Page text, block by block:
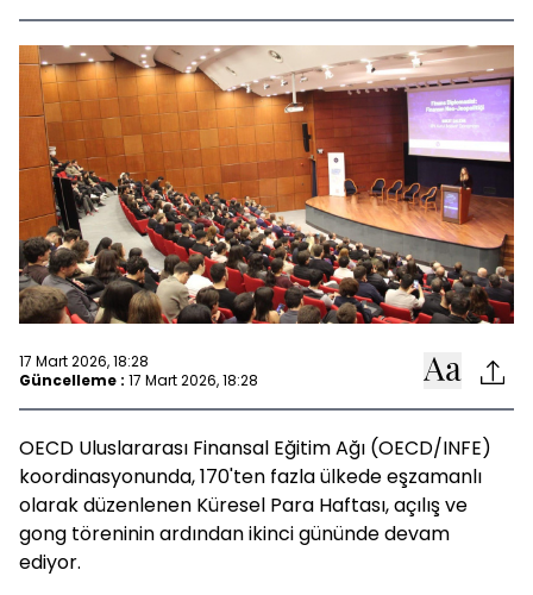
17 Mart 2026, 18:28
Güncelleme : 17 Mart 2026, 18:28
OECD Uluslararası Finansal Eğitim Ağı (OECD/INFE)
koordinasyonunda, 170'ten fazla ülkede eşzamanlı
olarak düzenlenen Küresel Para Haftası, açılış ve
gong töreninin ardından ikinci gününde devam
ediyor.